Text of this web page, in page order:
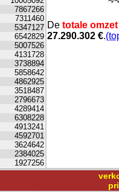
7867266
7311460
5347127
6542829
5007526
4131728
3738894
5858642
4862925
3518487
2796673
4289414
6308228
4913241
4592701
3624642
2384025
1927256
De totale omzet
27.290.302 €.